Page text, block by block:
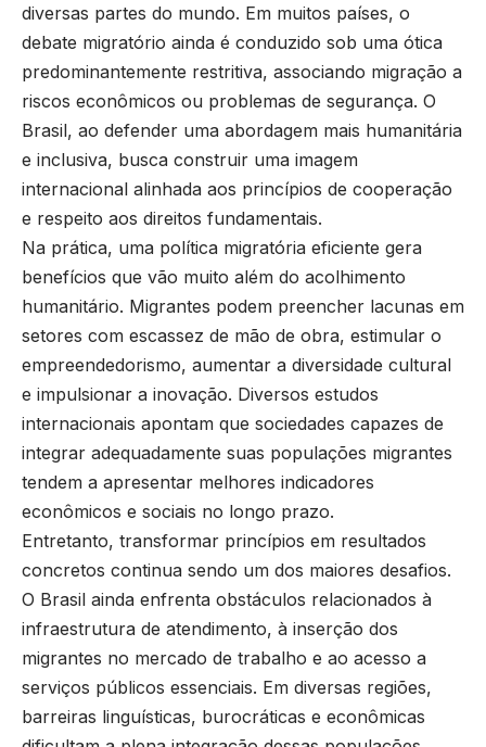
diversas partes do mundo. Em muitos países, o
debate migratório ainda é conduzido sob uma ótica
predominantemente restritiva, associando migração a
riscos econômicos ou problemas de segurança. O
Brasil, ao defender uma abordagem mais humanitária
e inclusiva, busca construir uma imagem
internacional alinhada aos princípios de cooperação
e respeito aos direitos fundamentais.
Na prática, uma política migratória eficiente gera
benefícios que vão muito além do acolhimento
humanitário. Migrantes podem preencher lacunas em
setores com escassez de mão de obra, estimular o
empreendedorismo, aumentar a diversidade cultural
e impulsionar a inovação. Diversos estudos
internacionais apontam que sociedades capazes de
integrar adequadamente suas populações migrantes
tendem a apresentar melhores indicadores
econômicos e sociais no longo prazo.
Entretanto, transformar princípios em resultados
concretos continua sendo um dos maiores desafios.
O Brasil ainda enfrenta obstáculos relacionados à
infraestrutura de atendimento, à inserção dos
migrantes no mercado de trabalho e ao acesso a
serviços públicos essenciais. Em diversas regiões,
barreiras linguísticas, burocráticas e econômicas